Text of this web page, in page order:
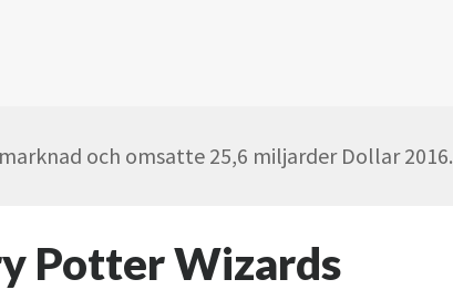
och omsatte 25,6 miljarder Dollar 2016.
Potter Wizards